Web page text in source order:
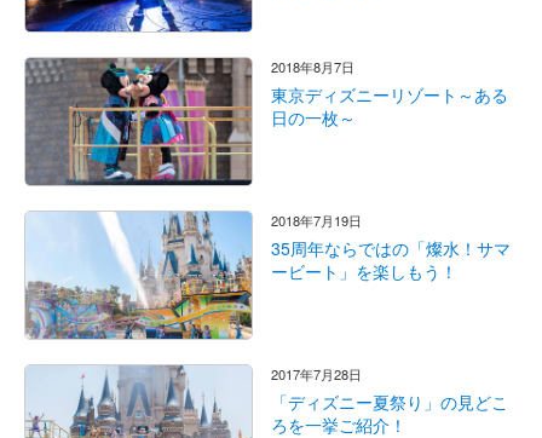
2018年8月7日
東京ディズニーリゾート～ある
日の一枚～
2018年7月19日
35周年ならではの「燦水！サマ
ービート」を楽しもう！
2017年7月28日
「ディズニー夏祭り」の見どこ
ろを一挙ご紹介！